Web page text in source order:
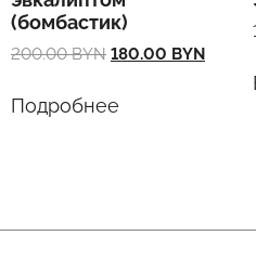
(бомбастик)
200.00BYN Original
was:
180.00 BYNCurrent
Подробнее